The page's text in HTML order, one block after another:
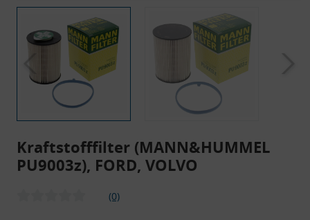
Kraftstofffilter (MANN&HUMMEL
PU9003z), FORD, VOLVO
(0)